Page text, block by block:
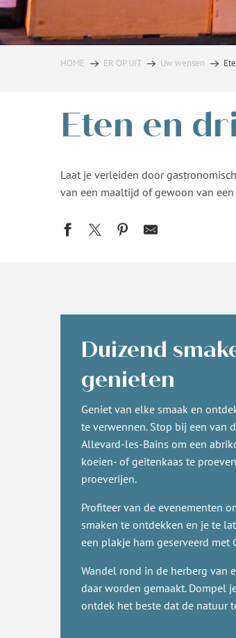
HOME ER OP UIT Uw wensen
Eten en
Laat je verleiden door
van een maaltijd of gewoon van
Duizend
genieten
Geniet van elke smaak en
te verwennen. Stop bij een van
Allevard-les-Bains om een
koeien- of geitenkaas te
proeverijen.
Profiteer van de evenementen
smaken te ontdekken en je te
een plakje ham geserveerd met
Wandel rond in de herberg van
daar worden gemaakt. Dompel
ontdek het beste dat de natuur